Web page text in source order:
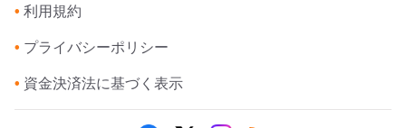
• 利用規約
• プライバシーポリシー
• 資金決済法に基づく表示